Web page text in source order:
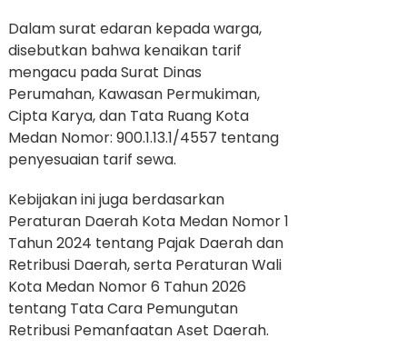
Dalam surat edaran kepada warga,
disebutkan bahwa kenaikan tarif
mengacu pada Surat Dinas
Perumahan, Kawasan Permukiman,
Cipta Karya, dan Tata Ruang Kota
Medan Nomor: 900.1.13.1/4557 tentang
penyesuaian tarif sewa.
Kebijakan ini juga berdasarkan
Peraturan Daerah Kota Medan Nomor 1
Tahun 2024 tentang Pajak Daerah dan
Retribusi Daerah, serta Peraturan Wali
Kota Medan Nomor 6 Tahun 2026
tentang Tata Cara Pemungutan
Retribusi Pemanfaatan Aset Daerah.